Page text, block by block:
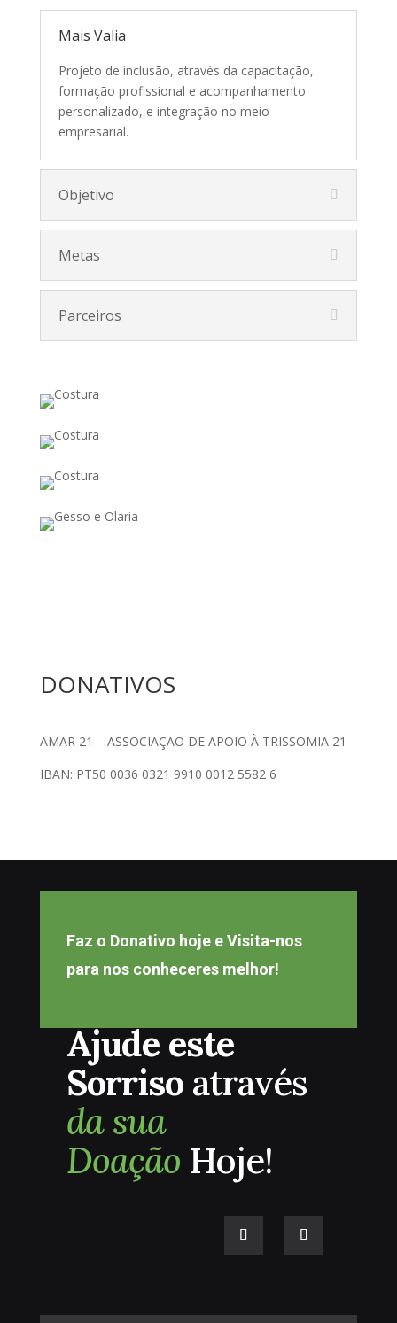
Mais Valia
Projeto de inclusão, através da capacitação,
formação profissional e acompanhamento
personalizado, e integração no meio
empresarial.
Objetivo
Metas
Parceiros
DONATIVOS
AMAR 21 – ASSOCIAÇÃO DE APOIO À TRISSOMIA 21
IBAN: PT50 0036 0321 9910 0012 5582 6
Faz o Donativo hoje e Visita-nos
para nos conheceres melhor!
Ajude este
Sorrisoatravés
da sua
Doação Hoje!